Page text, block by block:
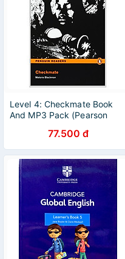
Level 4: Checkmate Book
And MP3 Pack (Pearson
77.500 đ